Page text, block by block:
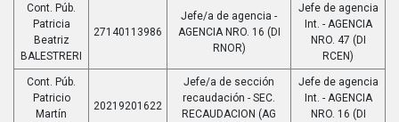
Cont. Púb.
Patricia
Beatriz
BALESTRERI
27140113986
Jefe/a de agencia -
AGENCIA NRO. 16 (DI
RNOR)
Jefe de agencia
Int. - AGENCIA
NRO. 47 (DI
RCEN)
Cont. Púb.
Patricio
Martín
20219201622
Jefe/a de sección
recaudación - SEC.
RECAUDACION (AG
Jefe de agencia
Int. - AGENCIA
NRO. 16 (DI